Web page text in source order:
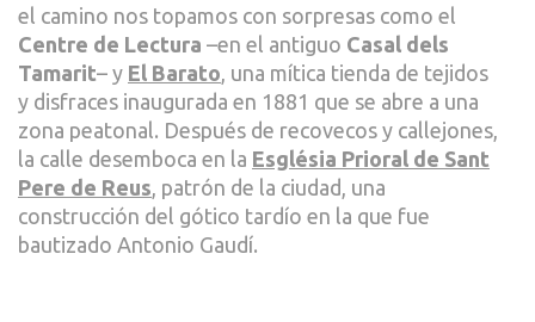
el camino nos topamos con sorpresas como el
Centre de Lectura –en el antiguo Casal dels
Tamarit– y El Barato , una mítica tienda de tejidos
y disfraces inaugurada en 1881 que se abre a una
zona peatonal. Después de recovecos y callejones,
la calle desemboca en la Església Prioral de Sant
Pere de Reus , patrón de la ciudad, una
construcción del gótico tardío en la que fue
bautizado Antonio Gaudí.